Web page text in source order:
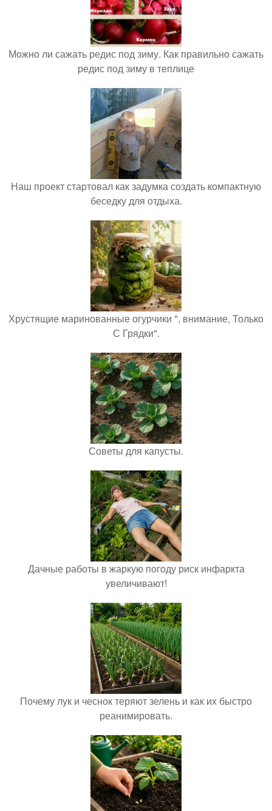
Можно ли сажать редис под зиму. Как правильно сажать
редис под зиму в теплице
Наш проект стартовал как задумка создать компактную
беседку для отдыха.
Хрустящие маринованные огурчики ", внимание, Только
С Грядки".
Советы для капусты.
Дачные работы в жаркую погоду риск инфаркта
увеличивают!
Почему лук и чеснок теряют зелень и как их быстро
реанимировать.